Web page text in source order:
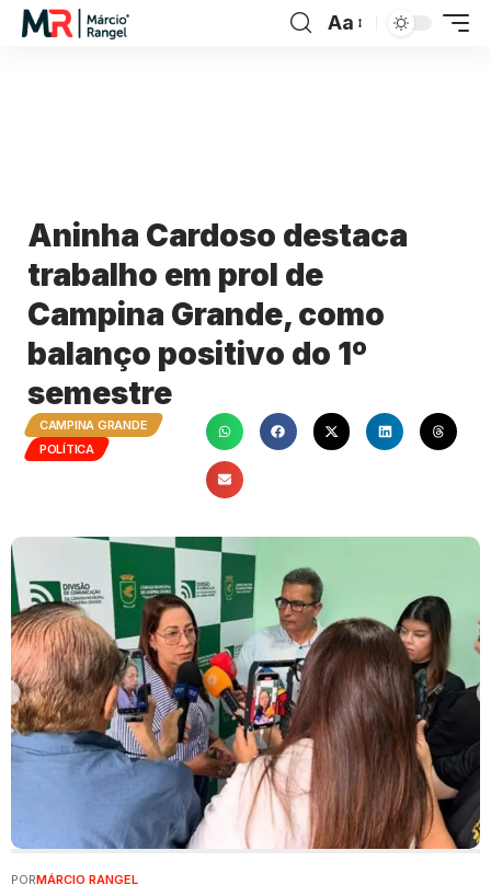
Aa
Aninha Cardoso destaca
trabalho em prol de
Campina Grande, como
balanço positivo do 1º
semestre
CAMPINA GRANDE
POLÍTICA
PORMÁRCIO RANGEL